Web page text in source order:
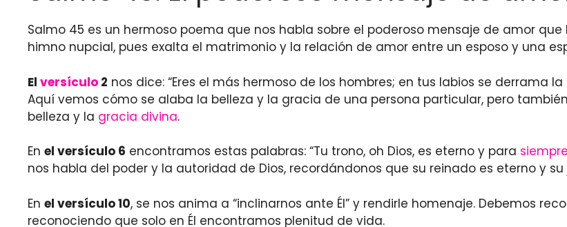
Salmo 45 es un hermoso poema que nos habla sobre el poderoso mensaje de amor
himno nupcial, pues exalta el matrimonio y la relación de amor entre un esposo y una
El versículo 2 nos dice: “Eres el más hermoso de los hombres; en tus labios se derrama
Aquí vemos cómo se alaba la belleza y la gracia de una persona particular, pero
belleza y la gracia divina.
En el versículo 6 encontramos estas palabras: “Tu trono, oh Dios, es eterno y para siempre
nos habla del poder y la autoridad de Dios, recordándonos que su reinado es eterno y
En el versículo 10, se nos anima a “inclinarnos ante Él” y rendirle homenaje. Debemos
reconociendo que solo en Él encontramos plenitud de vida.